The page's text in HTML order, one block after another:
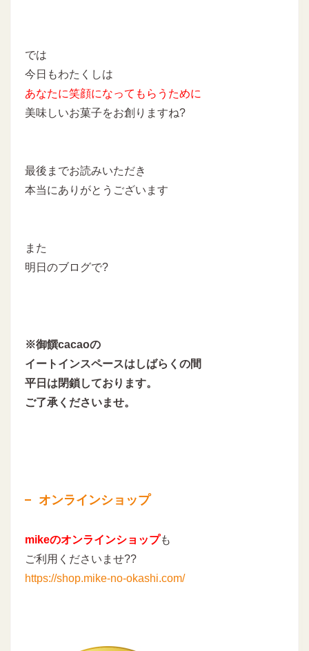
では
今日もわたくしは
あなたに笑顔になってもらうために
美味しいお菓子をお創りますね?
最後までお読みいただき
本当にありがとうございます
また
明日のブログで?
※御饌cacaoの
イートインスペースはしばらくの間
平日は閉鎖しております。
ご了承くださいませ。
オンラインショップ
mikeのオンラインショップも
ご利用くださいませ??
https://shop.mike-no-okashi.com/